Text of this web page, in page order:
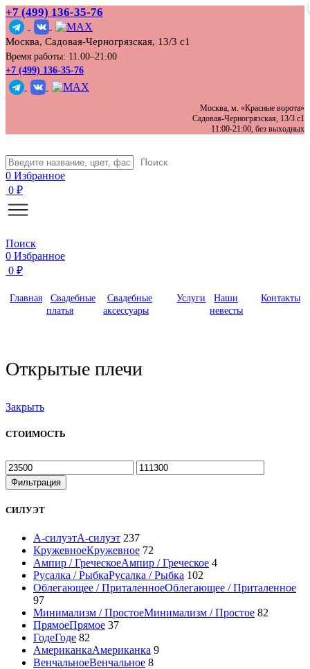
+7 (499) 136‑35‑76
Москва, Садовая-Черногрязская, 13/3 с1
Время работы: 11.00–21.00
+7 (499) 136-35-76
Москва, м. «Красные ворота»
Садовая-Черногрязская, 13/3 с1
11:00-21:00, без выходных
Поиск
0 Избранное
0 ₽
Поиск
0 Избранное
0 ₽
Главная
Свадебные
платья
Свадебные
аксессуары
Услуги
Наши
невесты
Контакты
Открытые плечи
Закрыть
СТОИМОСТЬ
Минимальная
цена
Максимальная
цена
Фильтрация
СИЛУЭТ
А-силуэтА-силуэт 237
КружевноеКружевное 72
Ампир / ГреческоеАмпир / Греческое 4
Русалка / РыбкаРусалка / Рыбка 102
Облегающее / ПриталенноеОблегающее / Приталенное
97
Минимализм / ПростоеМинимализм / Простое 82
ПрямоеПрямое 37
ГодеГоде 82
АмериканкаАмериканка 9
ВенчальноеВенчальное 8